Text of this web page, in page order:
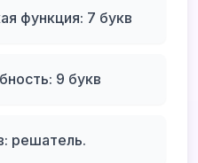
функция: 7 букв
9 букв
решатель.